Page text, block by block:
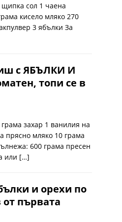
сол 1 чаена
кисело мляко 270
3 ябълки За
с ЯБЪЛКИ И
топи се в
захар 1 ванилия на
прясно мляко 10 грама
600 грама пресен
или […]
и орехи по
първата